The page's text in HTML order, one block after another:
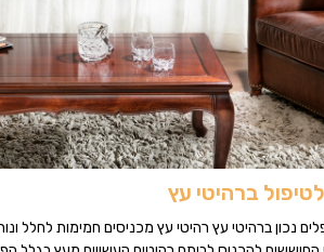
ברהיטי עץ
נכון ברהיטי עץ רהיטי עץ מכניסים חמימות לחלל